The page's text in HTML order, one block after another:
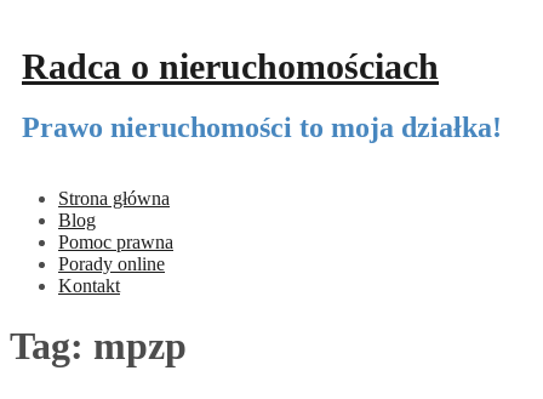
treści
Radca o nieruchomościach
Prawo nieruchomości to moja działka!
Strona główna
Blog
Pomoc prawna
Porady online
Kontakt
Tag: mpzp